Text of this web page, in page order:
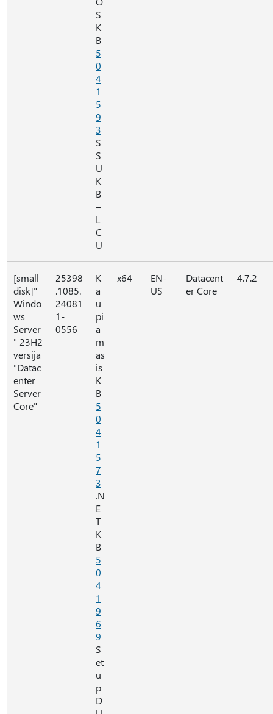
S
K
B
5
0
4
1
5
9
3
S
S
U
K
B
–
L
C
U
[small
disk]"
Windo
ws
Server
" 23H2
versija
"Datac
enter
Server
Core"
25398
.1085.
24081
1-
0556
K
a
u
pi
a
m
as
is
K
B
5
0
4
1
5
7
3
.N
E
T
K
B
5
0
4
1
9
6
9
S
et
u
p
D
x64
EN-
US
Datacent
er Core
4.7.2